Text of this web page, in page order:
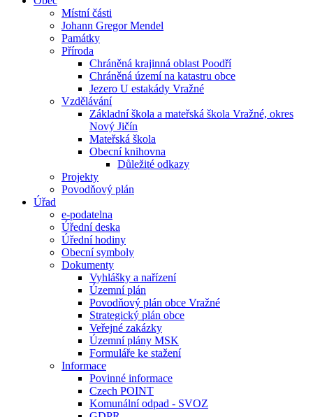
Místní části
Johann Gregor Mendel
Památky
Příroda
Chráněná krajinná oblast Poodří
Chráněná území na katastru obce
Jezero U estakády Vražné
Vzdělávání
Základní škola a mateřská škola Vražné, okres
Nový Jičín
Mateřská škola
Obecní knihovna
Důležité odkazy
Projekty
Povodňový plán
Úřad
e-podatelna
Úřední deska
Úřední hodiny
Obecní symboly
Dokumenty
Vyhlášky a nařízení
Územní plán
Povodňový plán obce Vražné
Strategický plán obce
Veřejné zakázky
Územní plány MSK
Formuláře ke stažení
Informace
Povinné informace
Czech POINT
Komunální odpad - SVOZ